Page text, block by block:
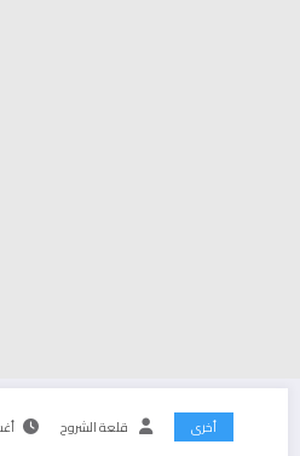
أخرى قلعة الشروح